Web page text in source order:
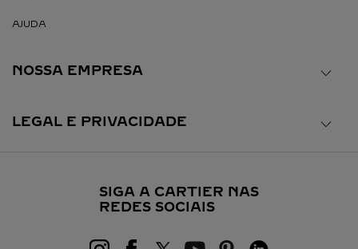
AJUDA
NOSSA EMPRESA
LEGAL E PRIVACIDADE
SIGA A CARTIER NAS
REDES SOCIAIS